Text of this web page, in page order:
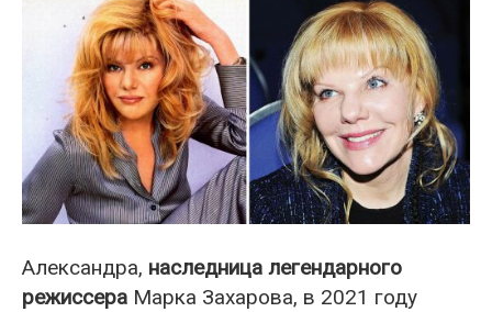
Александра, наследница легендарного
режиссера Марка Захарова, в 2021 году